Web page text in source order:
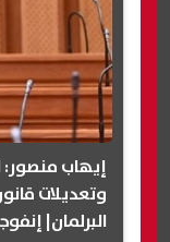
وتعديلات
البرلمان|